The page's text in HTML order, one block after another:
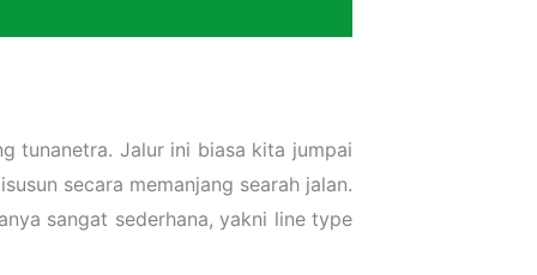
tunanetra. Jalur ini biasa kita jumpai
secara memanjang searah jalan.
sangat sederhana, yakni line type